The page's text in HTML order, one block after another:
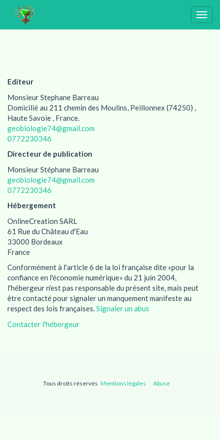
Editeur
Monsieur Stephane Barreau
Domicilié au 211 chemin des Moulins, Peillonnex (74250) ,
Haute Savoie , France.
geobiologie74@gmail.com
0772230346
Directeur de publication
Monsieur Stéphane Barreau
geobiologie74@gmail.com
0772230346
Hébergement
OnlineCreation SARL
61 Rue du Château d'Eau
33000 Bordeaux
France
Conformément à l'article 6 de la loi française dite «pour la
confiance en l'économie numérique» du 21 juin 2004,
l'hébergeur n'est pas responsable du présent site, mais peut
être contacté pour signaler un manquement manifeste au
respect des lois françaises.Signaler un abus
Contacter l'hébergeur
Tous droits réservés Mentions légales Abuse